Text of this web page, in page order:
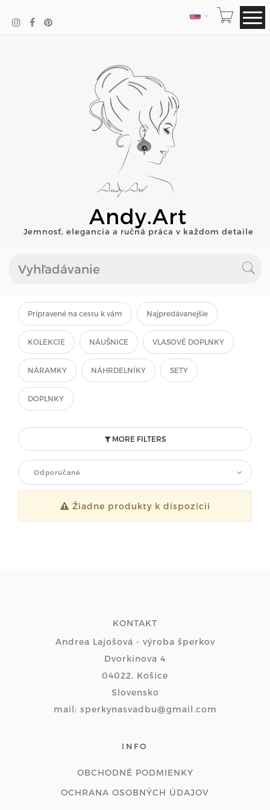
JAZYK
Andy.Art
Jemnosť, elegancia a ručná práca v každom detaile
Pripravené na cestu k vám Najpredávanejšie
KOLEKCIE NÁUŠNICE VLASOVÉ DOPLNKY
NÁRAMKY NÁHRDELNÍKY SETY
DOPLNKY
MORE FILTERS
Odporúčané
Žiadne produkty k dispozícii
KONTAKT
Andrea Lajošová - výroba šperkov
Dvorkinova 4
04022, Košice
Slovensko
mail: sperkynasvadbu@gmail.com
INFO
OBCHODNÉ PODMIENKY
OCHRANA OSOBNÝCH ÚDAJOV